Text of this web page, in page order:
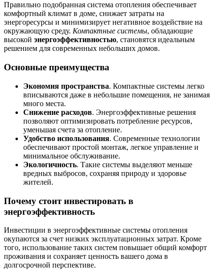
Правильно подобранная система отопления обеспечивает
комфортный климат в доме, снижает затраты на
энергоресурсы и минимизирует негативное воздействие на
окружающую среду. Компактные системы, обладающие
высокой энергоэффективностью, становятся идеальным
решением для современных небольших домов.
Основные преимущества
Экономия пространства. Компактные системы легко
вписываются даже в небольшие помещения, не занимая
много места.
Снижение расходов. Энергоэффективные решения
позволяют оптимизировать потребление ресурсов,
уменьшая счета за отопление.
Удобство использования. Современные технологии
обеспечивают простой монтаж, легкое управление и
минимальное обслуживание.
Экологичность. Такие системы выделяют меньше
вредных выбросов, сохраняя природу и здоровье
жителей.
Почему стоит инвестировать в
энергоэффективность
Инвестиции в энергоэффективные системы отопления
окупаются за счет низких эксплуатационных затрат. Кроме
того, использование таких систем повышает общий комфорт
проживания и сохраняет ценность вашего дома в
долгосрочной перспективе.